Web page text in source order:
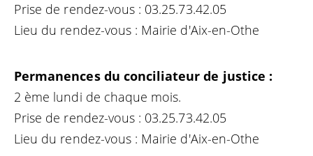
Prise de rendez-vous : 03.25.73.42.05
Lieu du rendez-vous : Mairie d'Aix-en-Othe
Permanences du conciliateur de justice :
2 ème lundi de chaque mois.
Prise de rendez-vous : 03.25.73.42.05
Lieu du rendez-vous : Mairie d'Aix-en-Othe